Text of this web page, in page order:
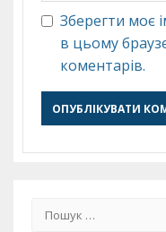
Зберегти моє
в цьому
коментарів.
Пошук: